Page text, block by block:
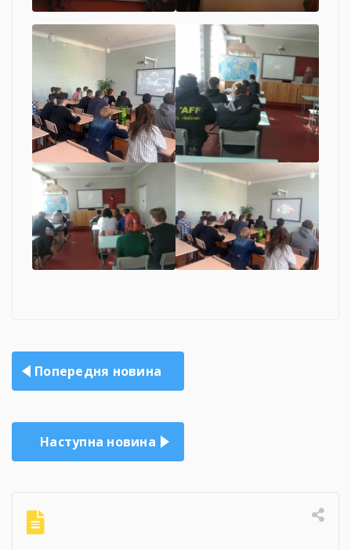
Навігація
записів
Попередня новина
Наступна новина